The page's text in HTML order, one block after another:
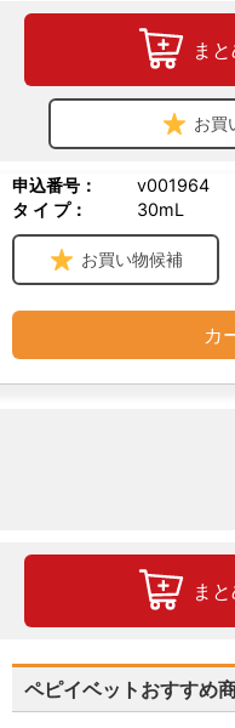
ま
お買
申込番号：
v001964
タ イ プ：
30mL
お買い物候補
カ
ま
ペピイベットおすすめ